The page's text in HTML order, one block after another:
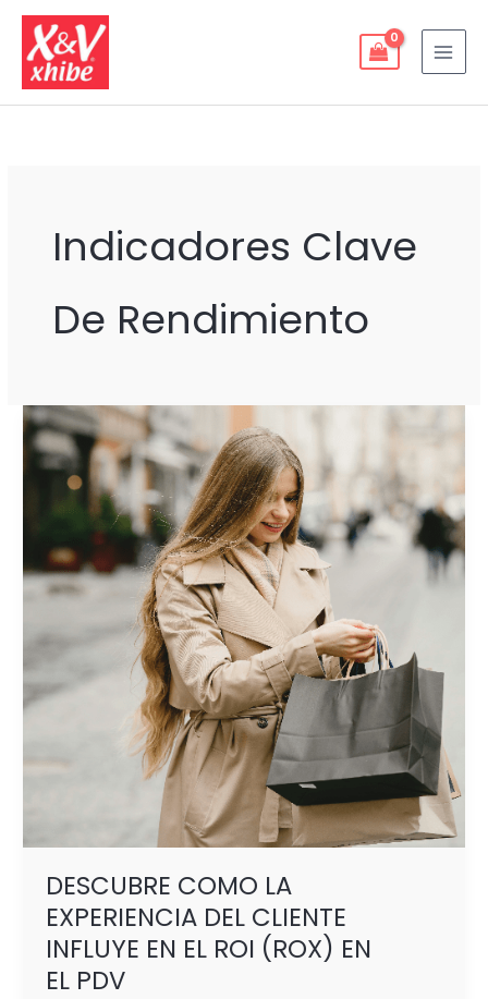
contenido
Indicadores Clave
De Rendimiento
DESCUBRE COMO LA
EXPERIENCIA DEL CLIENTE
INFLUYE EN EL ROI (ROX) EN
EL PDV
DESCUBRE
COMO
LA
EXPERIENCIA
CLIENTE
INFLUYE
EL
(ROX)